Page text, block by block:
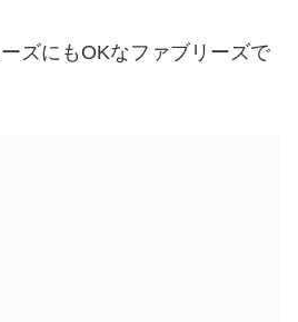
ズにもOKなファブリーズで